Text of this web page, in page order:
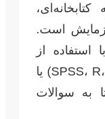
است.
از
نرم‌افزارهای آماری (مانند SPSS، R، Stata) یا
سوالات